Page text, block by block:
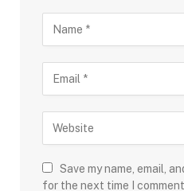
Save my name, email,
for the next time I